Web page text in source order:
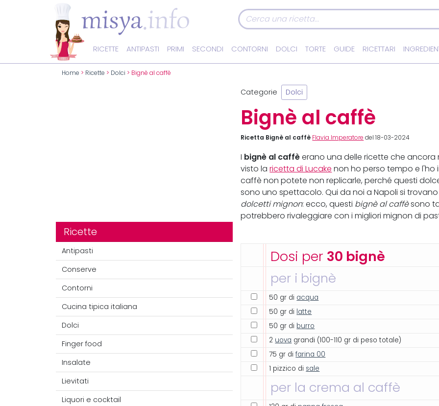
RICETTE ANTIPASTI PRIMI SECONDI CONTORNI DOLCI TORTE GUIDE RICETTARI
Home > Ricette > Dolci > Bignè al caffè
Ricette
Antipasti
Conserve
Contorni
Cucina tipica italiana
Dolci
Finger food
Insalate
Lievitati
Liquori e cocktail
Categorie Dolci
Bignè al caffè
Ricetta Bignè al caffè Flavia Imperatore del 18-03-2024
I bignè al caffè erano una delle ricette che
visto laricetta di Lucake non ho perso tempo e l'ho
caffè non potete non replicarle, perché questi
sono uno spettacolo. Qui da noi a Napoli si
dolcetti mignon: ecco, questi bignè al caffèsono
potrebbero rivaleggiare con i migliori mignon di
Dosi per 30 bignè
per i bignè
50 gr di acqua
50 gr di latte
50 gr di burro
2 uova grandi (100-110 gr di peso totale)
75 gr difarina 00
1 pizzico di sale
per la crema al caffè